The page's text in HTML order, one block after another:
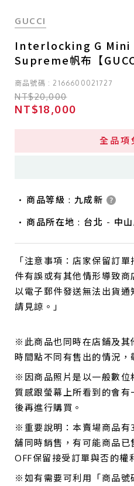
GUCCI
Interlocking G Mini
Supreme帆布【
商品號碼 : 2166600021727
NT$20,000
NT$18,000
全品項
商品等級 : 九成新
商品所在地 : 台北 - 中山
「注意事項：店家保留訂
件有誤或有其他情形導致
以電子郵件發送無法出貨
請見諒。」
※此商品也同時在店鋪及其
時間點不同有售出的情況，
※因商品照片是以一般數位
質感跟螢幕上所看到的會
後再進行購買。
※重要說明：本賣場商品有
舖同時銷售，有可能商品已
OFF保留接受訂單與否的權
※如有需要可利用「商品號